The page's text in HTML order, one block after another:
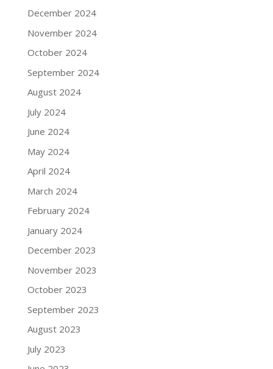
December 2024
November 2024
October 2024
September 2024
August 2024
July 2024
June 2024
May 2024
April 2024
March 2024
February 2024
January 2024
December 2023
November 2023
October 2023
September 2023
August 2023
July 2023